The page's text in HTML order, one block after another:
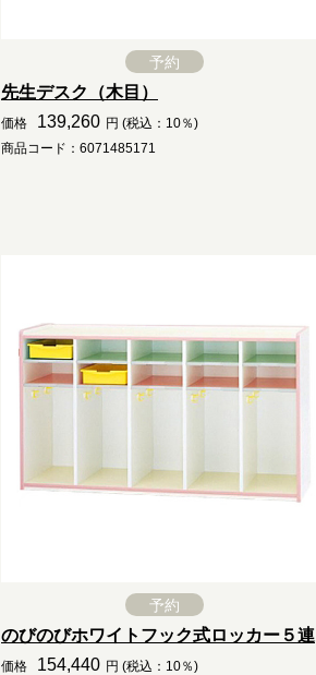
予約
先生デスク（木目）
価格 139,260 円 (税込：10％)
商品コード：6071485171
予約
のびのびホワイトフック式ロッカー５連
価格 154,440 円 (税込：10％)